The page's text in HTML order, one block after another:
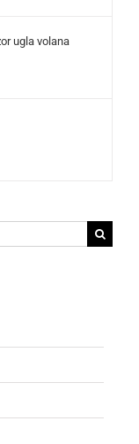
ugla volana